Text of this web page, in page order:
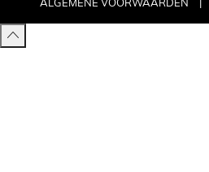
ALGEMENE VOORWAARDEN